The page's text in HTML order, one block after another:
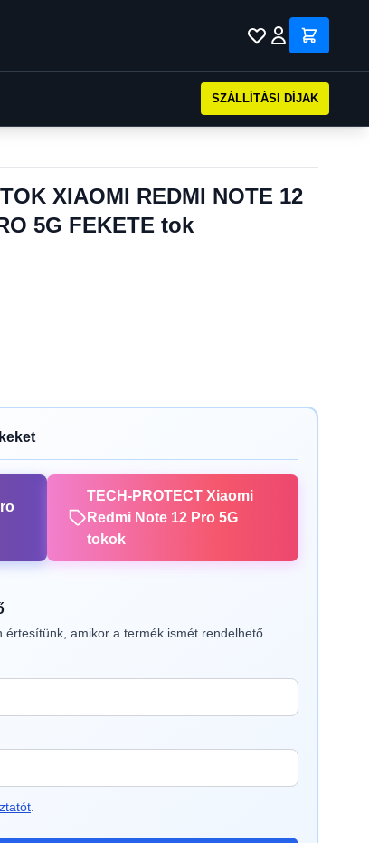
SZÁLLÍTÁSI DÍJAK
XIAOMI REDMI NOTE 12
5G FEKETE tok
TECH-PROTECT Xiaomi
Redmi Note 12 Pro 5G
tokok
amikor a termék ismét rendelhető.